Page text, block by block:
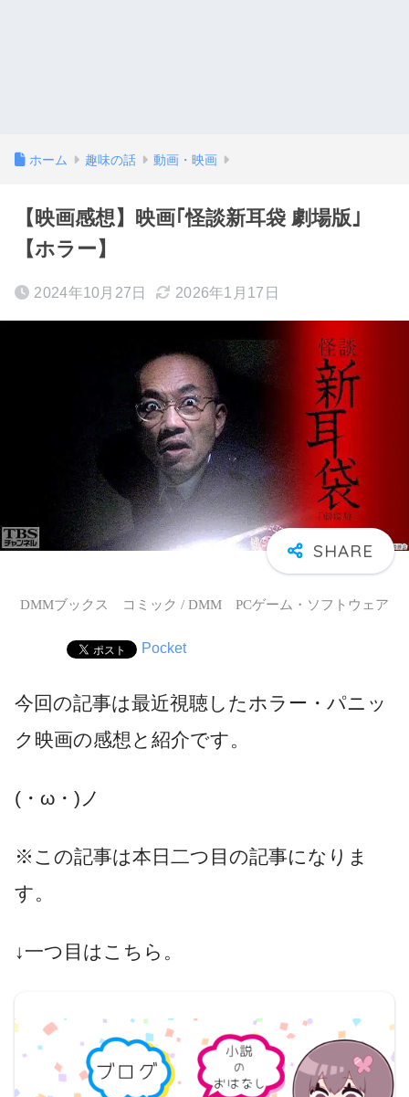
ホーム 趣味の話 動画・映画
【映画感想】映画｢怪談新耳袋 劇場版｣
【ホラー】
2024年10月27日 2026年1月17日
DMMブックス コミック / DMM PCゲーム・ソフトウェア
Pocket
今回の記事は最近視聴したホラー・パニッ
ク映画の感想と紹介です。
(・ω・)ノ
※この記事は本日二つ目の記事になりま
す。
↓一つ目はこちら。